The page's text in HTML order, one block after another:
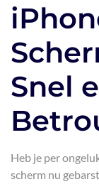
Snel
Heb je per
scherm nu